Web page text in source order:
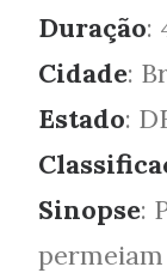
Duração:
Cidade:
Estado:
Sinopse: